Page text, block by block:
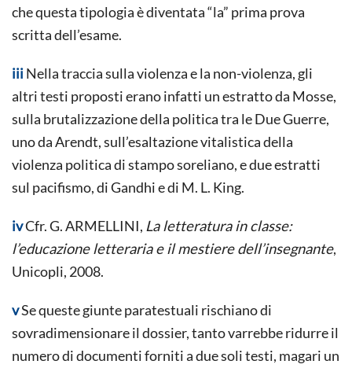
che questa tipologia è diventata “la” prima prova
scritta dell’esame.
iiiNella traccia sulla violenza e la non-violenza, gli
altri testi proposti erano infatti un estratto da Mosse,
sulla brutalizzazione della politica tra le Due Guerre,
uno da Arendt, sull’esaltazione vitalistica della
violenza politica di stampo soreliano, e due estratti
sul pacifismo, di Gandhi e di M. L. King.
ivCfr. G. ARMELLINI, La letteratura in classe:
l’educazione letteraria e il mestiere dell’insegnante,
Unicopli, 2008.
vSe queste giunte paratestuali rischiano di
sovradimensionare il dossier, tanto varrebbe ridurre il
numero di documenti forniti a due soli testi, magari un